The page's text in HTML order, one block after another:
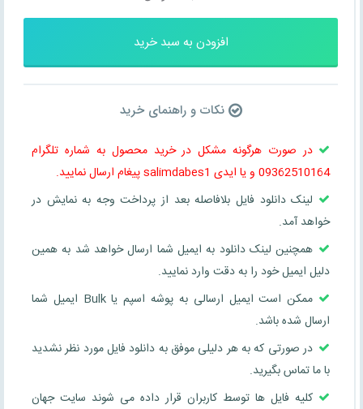
افزودن به سبد خرید
نکات و راهنمای خرید
در صورت هرگونه مشکل در خرید محصول به شماره تلگرام
09362510164 و یا ایدی salimdabes1 پیغام ارسال نمایید.
لینک دانلود فایل بلافاصله بعد از پرداخت وجه به نمایش در
خواهد آمد.
همچنین لینک دانلود به ایمیل شما ارسال خواهد شد به همین
دلیل ایمیل خود را به دقت وارد نمایید.
ممکن است ایمیل ارسالی به پوشه اسپم یا Bulk ایمیل شما
ارسال شده باشد.
در صورتی که به هر دلیلی موفق به دانلود فایل مورد نظر نشدید
با ما تماس بگیرید.
کلیه فایل ها توسط کاربران قرار داده می شوند سایت جهان